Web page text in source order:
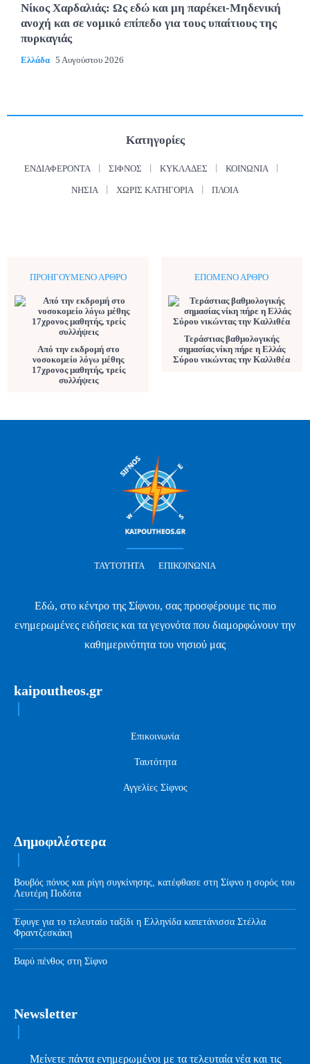
Νίκος Χαρδαλιάς: Ως εδώ και μη παρέκει-Μηδενική
ανοχή και σε νομικό επίπεδο για τους υπαίτιους της
πυρκαγιάς
Ελλάδα 5 Αυγούστου 2026
Κατηγορίες
ΕΝΔΙΑΦΈΡΟΝΤΑ ΣΊΦΝΟΣ ΚΥΚΛΆΔΕΣ ΚΟΙΝΩΝΊΑ
ΝΗΣΙΆ ΧΩΡΊΣ ΚΑΤΗΓΟΡΊΑ ΠΛΟΊΑ
ΠΡΟΗΓΟΎΜΕΝΟ ΆΡΘΡΟ
Από την εκδρομή στο
νοσοκομείο λόγω μέθης
17χρονος μαθητής, τρείς
συλλήψεις
ΕΠΌΜΕΝΟ ΆΡΘΡΟ
Τεράστιας βαθμολογικής
σημασίας νίκη πήρε η Ελλάς
Σύρου νικώντας την Καλλιθέα
ΤΑΥΤΌΤΗΤΑ ΕΠΙΚΟΙΝΩΝΊΑ
Εδώ, στο κέντρο της Σίφνου, σας προσφέρουμε τις πιο
ενημερωμένες ειδήσεις και τα γεγονότα που διαμορφώνουν την
καθημερινότητα του νησιού μας
kaipoutheos.gr
Επικοινωνία
Ταυτότητα
Αγγελίες Σίφνος
Δημοφιλέστερα
Βουβός πόνος και ρίγη συγκίνησης, κατέφθασε στη Σίφνο η σορός του
Λευτέρη Ποδότα
Έφυγε για το τελευταίο ταξίδι η Ελληνίδα καπετάνισσα Στέλλα
Φραντζεσκάκη
Βαρύ πένθος στη Σίφνο
Newsletter
Μείνετε πάντα ενημερωμένοι με τα τελευταία νέα και τις